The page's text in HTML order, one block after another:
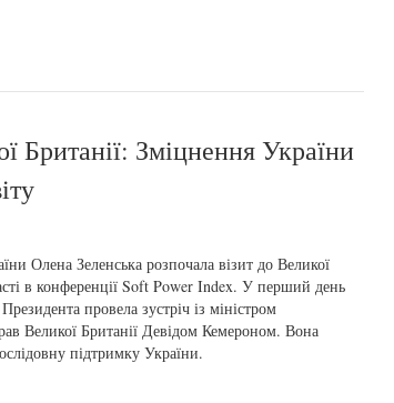
Британії: Зміцнення України
Олена Зеленська розпочала візит до Великої
в конференції Soft Power Index. У перший день
провела зустріч із міністром
Великої Британії Девідом Кемероном. Вона
підтримку України.